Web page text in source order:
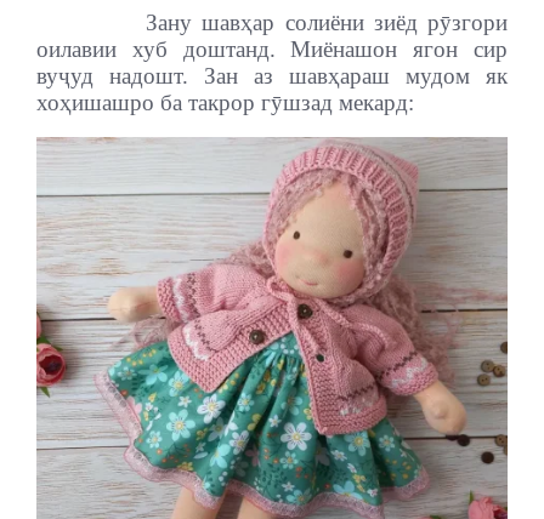
Зану шавҳар солиёни зиёд рӯзгори
оилавии хуб доштанд. Миёнашон ягон сир
вуҷуд надошт. Зан аз шавҳараш мудом як
хоҳишашро ба такрор гӯшзад мекард: